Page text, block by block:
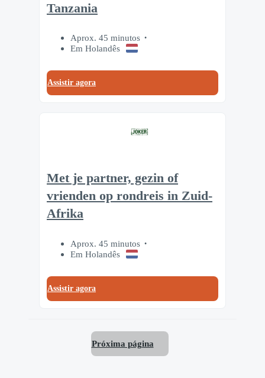
Tanzania
Aprox. 45 minutos
Em Holandês
Assistir agora
Met je partner, gezin of
vrienden op rondreis in Zuid-
Afrika
Aprox. 45 minutos
Em Holandês
Assistir agora
Próxima página